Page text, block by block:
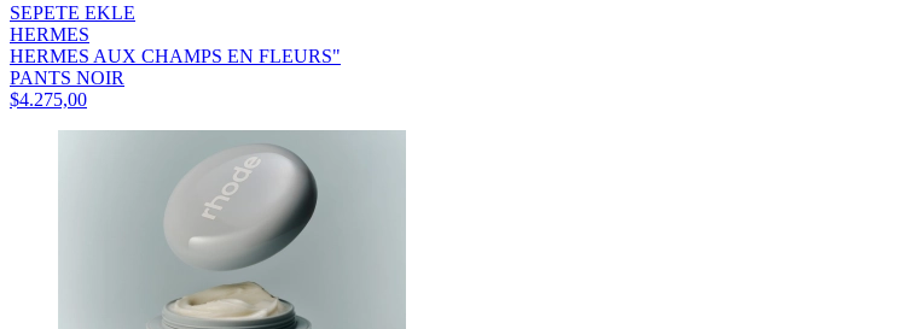
SEPETE EKLE
HERMES
HERMES AUX CHAMPS EN FLEURS"
PANTS NOIR
$4.275,00